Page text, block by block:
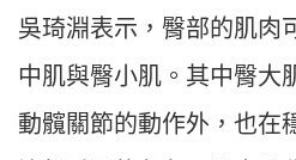
吳琦淵表示，臀部的肌肉
中肌與臀小肌。其中臀大
動髖關節的動作外，也在